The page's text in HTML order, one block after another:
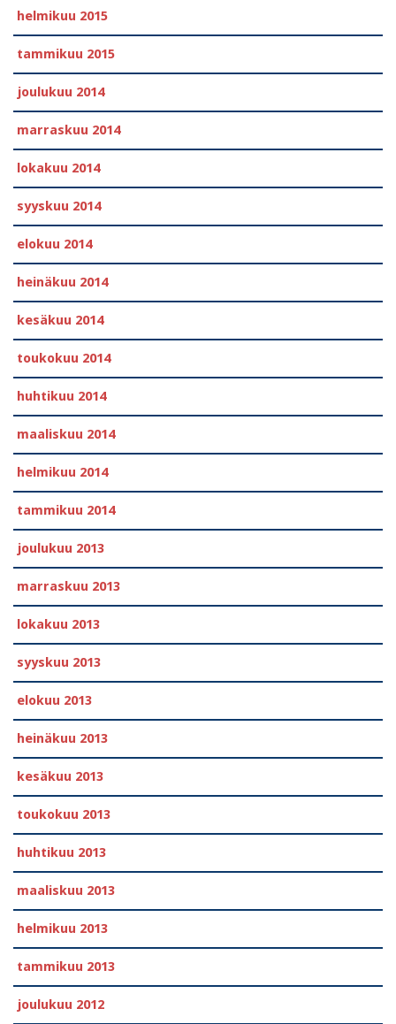
helmikuu 2015
tammikuu 2015
joulukuu 2014
marraskuu 2014
lokakuu 2014
syyskuu 2014
elokuu 2014
heinäkuu 2014
kesäkuu 2014
toukokuu 2014
huhtikuu 2014
maaliskuu 2014
helmikuu 2014
tammikuu 2014
joulukuu 2013
marraskuu 2013
lokakuu 2013
syyskuu 2013
elokuu 2013
heinäkuu 2013
kesäkuu 2013
toukokuu 2013
huhtikuu 2013
maaliskuu 2013
helmikuu 2013
tammikuu 2013
joulukuu 2012